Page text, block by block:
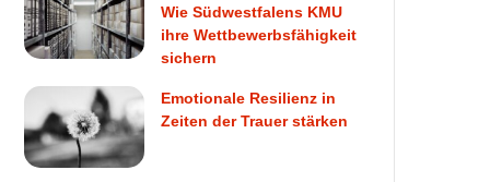
Wie Südwestfalens KMU
ihre Wettbewerbsfähigkeit
sichern
Emotionale Resilienz in
Zeiten der Trauer stärken